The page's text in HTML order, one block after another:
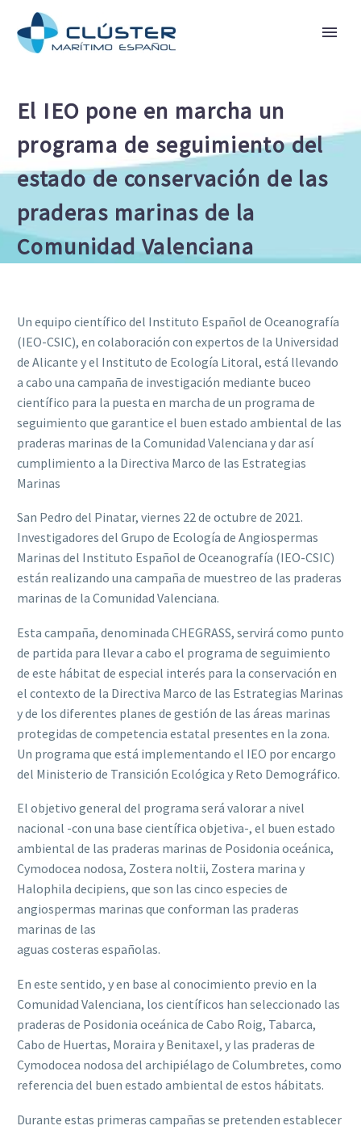
El IEO pone en marcha un
programa de seguimiento del
estado de conservación de las
praderas marinas de la
Comunidad Valenciana
Un equipo científico del Instituto Español de Oceanografía
(IEO-CSIC), en colaboración con expertos de la Universidad
de Alicante y el Instituto de Ecología Litoral, está llevando
a cabo una campaña de investigación mediante buceo
científico para la puesta en marcha de un programa de
seguimiento que garantice el buen estado ambiental de las
praderas marinas de la Comunidad Valenciana y dar así
cumplimiento a la Directiva Marco de las Estrategias
Marinas
San Pedro del Pinatar, viernes 22 de octubre de 2021.
Investigadores del Grupo de Ecología de Angiospermas
Marinas del Instituto Español de Oceanografía (IEO-CSIC)
están realizando una campaña de muestreo de las praderas
marinas de la Comunidad Valenciana.
Esta campaña, denominada CHEGRASS, servirá como punto
de partida para llevar a cabo el programa de seguimiento
de este hábitat de especial interés para la conservación en
el contexto de la Directiva Marco de las Estrategias Marinas
y de los diferentes planes de gestión de las áreas marinas
protegidas de competencia estatal presentes en la zona.
Un programa que está implementando el IEO por encargo
del Ministerio de Transición Ecológica y Reto Demográfico.
El objetivo general del programa será valorar a nivel
nacional -con una base científica objetiva-, el buen estado
ambiental de las praderas marinas de Posidonia oceánica,
Cymodocea nodosa, Zostera noltii, Zostera marina y
Halophila decipiens, que son las cinco especies de
angiospermas marinas que conforman las praderas
marinas de las
aguas costeras españolas.
En este sentido, y en base al conocimiento previo en la
Comunidad Valenciana, los científicos han seleccionado las
praderas de Posidonia oceánica de Cabo Roig, Tabarca,
Cabo de Huertas, Moraira y Benitaxel, y las praderas de
Cymodocea nodosa del archipiélago de Columbretes, como
referencia del buen estado ambiental de estos hábitats.
Durante estas primeras campañas se pretenden establecer